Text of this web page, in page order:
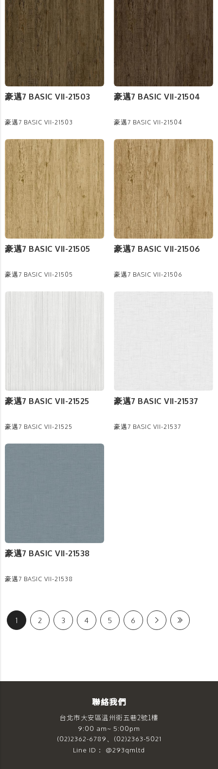
豪邁7 BASIC VII-21503
豪邁7 BASIC VII-21503
豪邁7 BASIC VII-21504
豪邁7 BASIC VII-21504
豪邁7 BASIC VII-21505
豪邁7 BASIC VII-21505
豪邁7 BASIC VII-21506
豪邁7 BASIC VII-21506
豪邁7 BASIC VII-21525
豪邁7 BASIC VII-21525
豪邁7 BASIC VII-21537
豪邁7 BASIC VII-21537
豪邁7 BASIC VII-21538
豪邁7 BASIC VII-21538
1 2 3 4 5 6
聯絡我們
台北市大安區溫州街五巷2號1樓
9:00 am~ 5:00pm
(02)2362-6789、(02)2363-5021
Line ID： @293qmltd